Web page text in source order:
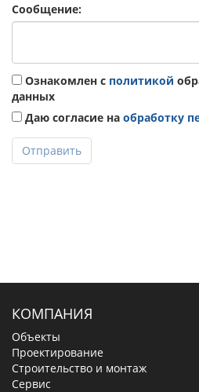
Сообщение:
Ознакомлен с политикой
данных
Даю согласие на обработку
Отправить
КОМПАНИЯ
Объекты
Проектирование
Строительство и монтаж
Сервис